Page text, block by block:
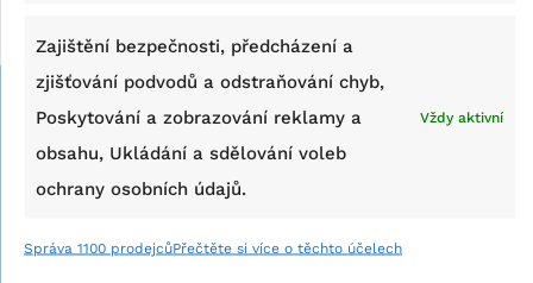
Zajištění bezpečnosti, předcházení a
zjišťování podvodů a odstraňování chyb,
Poskytování a zobrazování reklamy a
obsahu, Ukládání a sdělování voleb
ochrany osobních údajů.
Vždy aktivní
Správa 1100 prodejcůPřečtěte si více o těchto účelech